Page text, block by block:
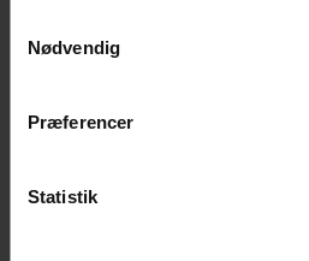
Vi anvender egne cookies og
generere statistik og huske
Nødvendig
Præferencer
Statistik